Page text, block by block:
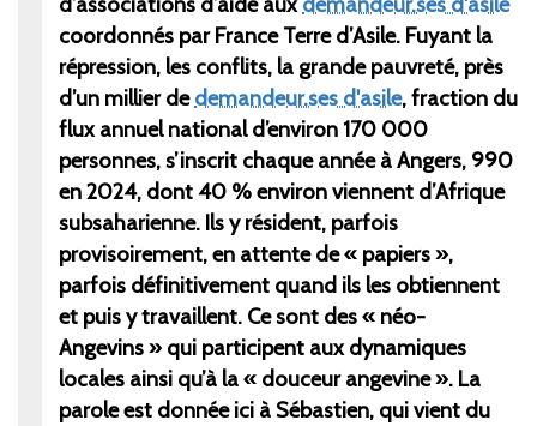
coordonnés par France Terre d’Asile. Fuyant la
répression, les conflits, la grande pauvreté, près
d’un millier dedemandeur.ses d'asile, fraction du
flux annuel national d’environ 170 000
personnes, s’inscrit chaque année à Angers, 990
en 2024, dont 40 % environ viennent d’Afrique
subsaharienne. Ils y résident, parfois
provisoirement, en attente de « papiers»,
parfois définitivement quand ils les obtiennent
et puis y travaillent. Ce sont des « néo-
Angevins» qui participent aux dynamiques
locales ainsi qu’à la « douceur angevine». La
parole est donnée ici à Sébastien, qui vient du